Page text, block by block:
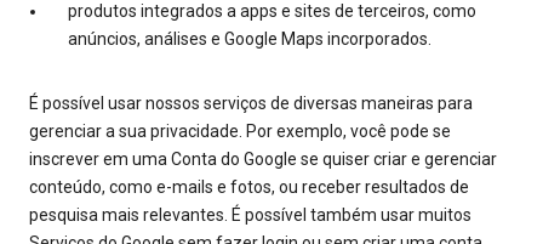
produtos integrados a apps e sites de terceiros, como
anúncios, análises e Google Maps incorporados.
É possível usar nossos serviços de diversas maneiras para
gerenciar a sua privacidade. Por exemplo, você pode se
inscrever em uma Conta do Google se quiser criar e gerenciar
conteúdo, como e-mails e fotos, ou receber resultados de
pesquisa mais relevantes. É possível também usar muitos